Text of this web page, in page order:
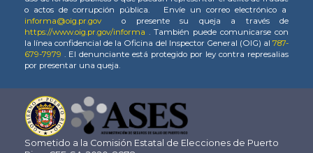
o actos de corrupción pública. Envíe un correo electrónico a
informa@oig.pr.gov o presente su queja a través de
https://www.oig.pr.gov/informa . También puede comunicarse con
la línea confidencial de la Oficina del Inspector General (OIG) al 787-
679-7979 . El denunciante está protegido por ley contra represalias
por presentar una queja.
Sometido a la Comisión Estatal de Elecciones de Puerto